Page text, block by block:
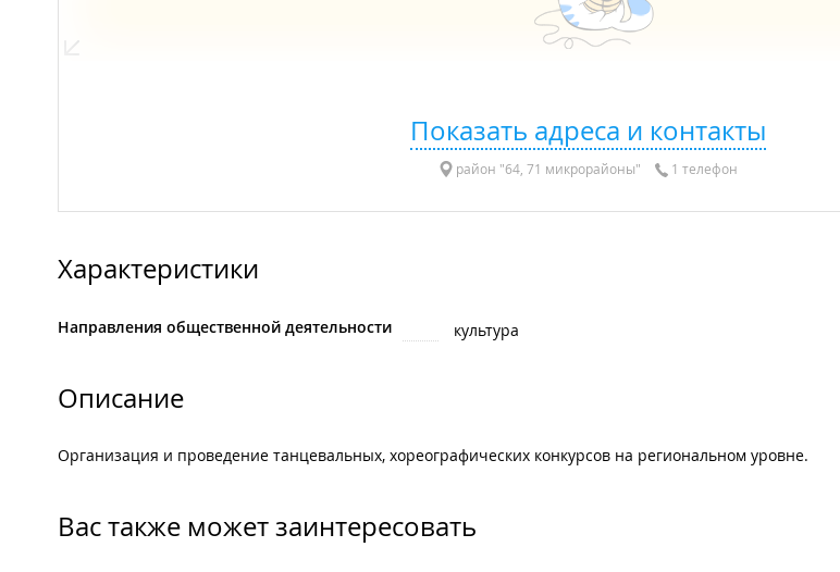
Показать адреса и контакты
район "64, 71 микрорайоны" 1 телефон
Характеристики
Направления общественной деятельности культура
Описание
Организация и проведение танцевальных, хореографических конкурсов на региональном уровне.
Вас также может заинтересовать